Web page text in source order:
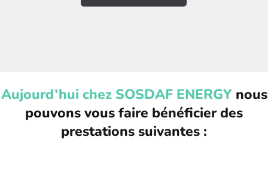
Aujourd’hui chez SOSDAF ENERGY nous
pouvons vous faire bénéficier des
prestations suivantes :